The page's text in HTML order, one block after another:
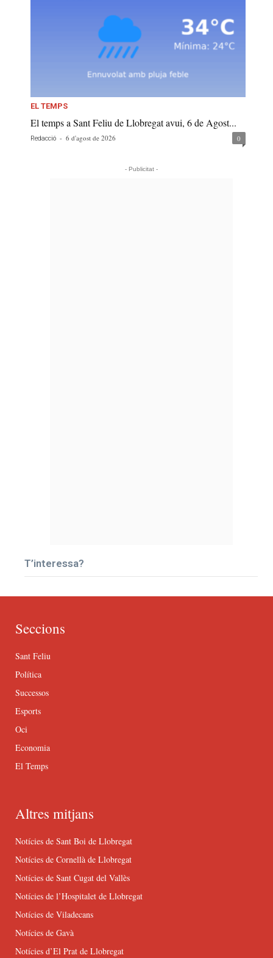
EL TEMPS
El temps a Sant Feliu de Llobregat avui, 6 de Agost...
Redacció - 6 d'agost de 2026 0
- Publicitat -
T’interessa?
Seccions
Sant Feliu
Política
Successos
Esports
Oci
Economia
El Temps
Altres mitjans
Notícies de Sant Boi de Llobregat
Notícies de Cornellà de Llobregat
Notícies de Sant Cugat del Vallès
Notícies de l’Hospitalet de Llobregat
Notícies de Viladecans
Notícies de Gavà
Notícies d’El Prat de Llobregat